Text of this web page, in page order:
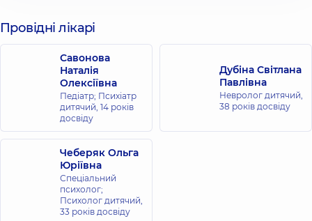
Провідні лікарі
Савонова
Наталія
Олексіївна
Педіатр; Психіатр
дитячий, 14 років
досвіду
Дубіна Світлана
Павлівна
Невролог дитячий,
38 років досвіду
Чеберяк Ольга
Юріївна
Спеціальний
психолог;
Психолог дитячий,
33 років досвіду